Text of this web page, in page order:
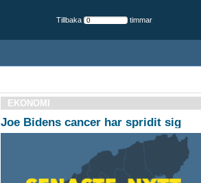
Tillbaka timmar
EKONOMI
Joe Bidens cancer har spridit sig